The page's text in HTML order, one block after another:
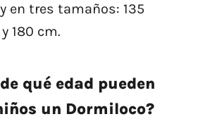
en tres tamaños: 135
180 cm.
qué edad pueden
un Dormiloco?